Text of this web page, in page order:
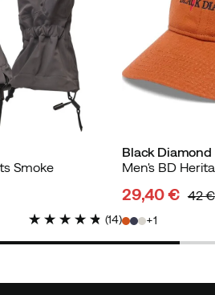
Smoke
(14)
Black Diamond
price
29,40 €
price
42 €
1